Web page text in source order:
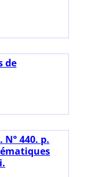
de
440. p.